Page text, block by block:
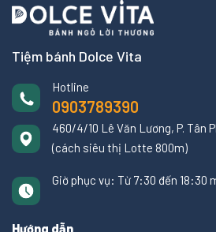
Tiệm bánh Dolce Vita
Hotline
0903789390
460/4/10 Lê Văn Lương, P. Tân
(cách siêu thị Lotte 800m)
Giờ phục vụ: Từ 7:30 đến 18:30
Hướng dẫn